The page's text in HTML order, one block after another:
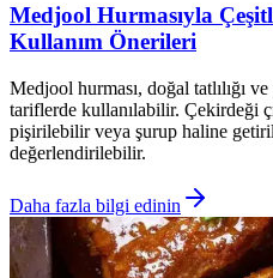
Medjool Hurmasıyla
Kullanım Önerileri
Medjool hurması, doğal tatlılığı
tariflerde kullanılabilir. Çekirdeği
pişirilebilir veya şurup haline
değerlendirilebilir.
Daha fazla bilgi edinin